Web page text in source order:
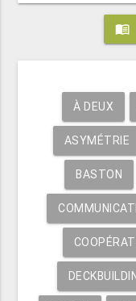
menu_book
À DEUX
ASYMÉTRIE
BASTON